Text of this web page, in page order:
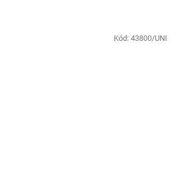
Kód: 43800/UNI